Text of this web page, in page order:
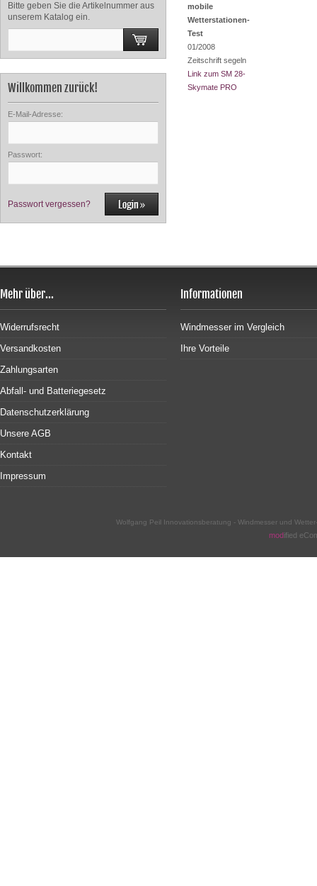
Bitte geben Sie die Artikelnummer aus
unserem Katalog ein.
Willkommen zurück!
E-Mail-Adresse:
Passwort:
Passwort vergessen?
mobile
Wetterstationen-
Test
01/2008
Zeitschrift segeln
Link zum SM 28-
Skymate PRO
Mehr über...
Widerrufsrecht
Versandkosten
Zahlungsarten
Abfall- und Batteriegesetz
Datenschutzerklärung
Unsere AGB
Kontakt
Impressum
Informationen
Windmesser im Vergleich
Ihre Vorteile
Wolfgang Peil Innovationsberatung - Windmesser und
modified